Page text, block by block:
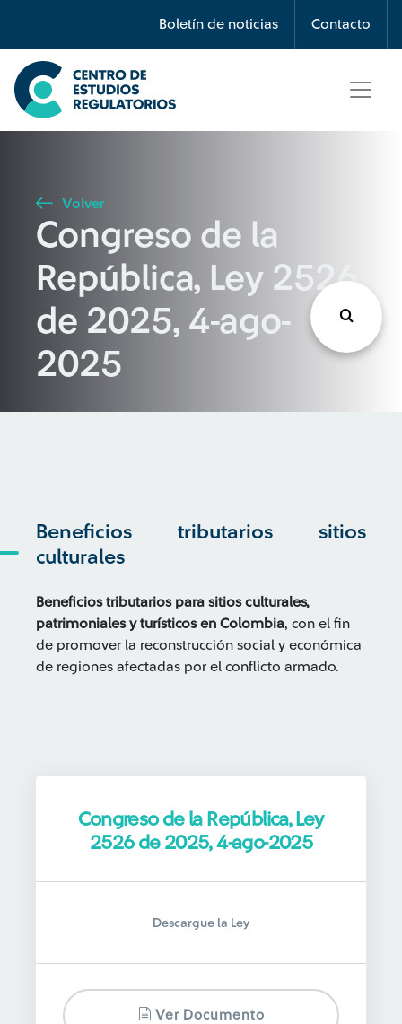
Boletín de noticias Contacto
Búsqueda
Seleccione país
Buscar
Volver
Congreso de la
República, Ley 2526
de 2025, 4-ago-
2025
Beneficios tributarios sitios
culturales
Beneficios tributarios para sitios culturales,
patrimoniales y turísticos en Colombia, con el fin
de promover la reconstrucción social y económica
de regiones afectadas por el conflicto armado.
Congreso de la República, Ley
2526 de 2025, 4-ago-2025
Descargue la Ley
Ver Documento